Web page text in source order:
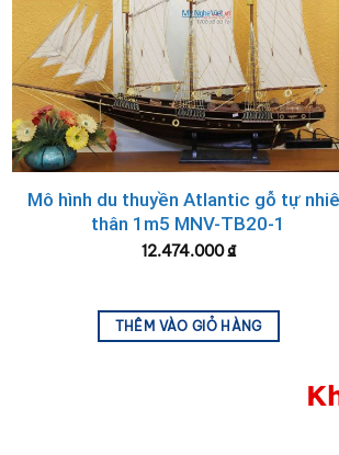
Bình trà doMỹ Nghệ Việtcung cấp
khách hàng vào các hội nghị, sự kiện
Mô hình du thuyền Atlantic gỗ tự
thân 1m5 MNV-TB20-1
12.474.000₫
THÊM VÀO GIỎ HÀNG